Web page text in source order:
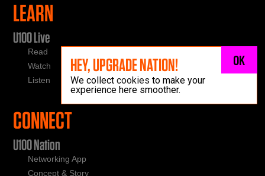
LEARN
U100 Live
Read
Watch
Listen
CONNECT
U100 Nation
Networking App
Concept & Story
HEY, UPGRADE NATION!
We collect cookies to make your
experience here smoother.
OK